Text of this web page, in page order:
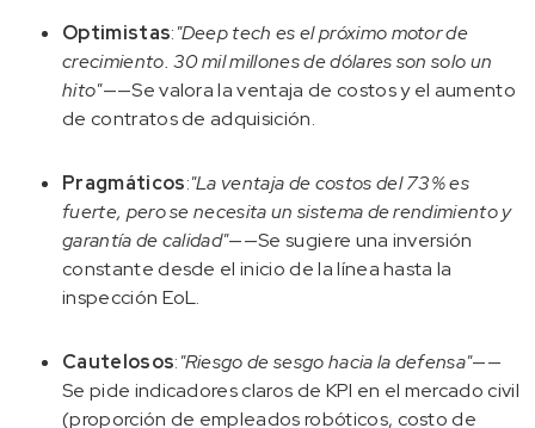
Optimistas:"Deep tech es el próximo motor de
crecimiento. 30 mil millones de dólares son solo un
hito"——Se valora la ventaja de costos y el aumento
de contratos de adquisición.
Pragmáticos:"La ventaja de costos del 73% es
fuerte, pero se necesita un sistema de rendimiento y
garantía de calidad"——Se sugiere una inversión
constante desde el inicio de la línea hasta la
inspección EoL.
Cautelosos:"Riesgo de sesgo hacia la defensa"——
Se pide indicadores claros de KPI en el mercado civil
(proporción de empleados robóticos, costo de